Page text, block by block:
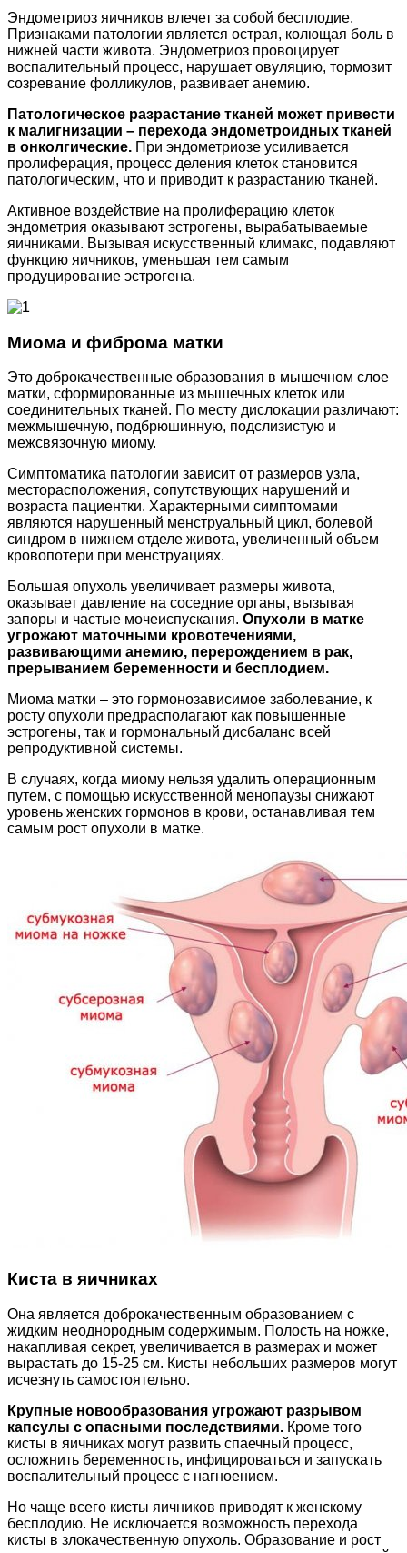
Эндометриоз яичников влечет за собой бесплодие.
Признаками патологии является острая, колющая боль в
нижней части живота. Эндометриоз провоцирует
воспалительный процесс, нарушает овуляцию, тормозит
созревание фолликулов, развивает анемию.
Патологическое разрастание тканей может привести
к малигнизации – перехода эндометроидных тканей
в онколгические. При эндометриозе усиливается
пролиферация, процесс деления клеток становится
патологическим, что и приводит к разрастанию тканей.
Активное воздействие на пролиферацию клеток
эндометрия оказывают эстрогены, вырабатываемые
яичниками. Вызывая искусственный климакс, подавляют
функцию яичников, уменьшая тем самым
продуцирование эстрогена.
Миома и фиброма матки
Это доброкачественные образования в мышечном слое
матки, сформированные из мышечных клеток или
соединительных тканей. По месту дислокации различают:
межмышечную, подбрюшинную, подслизистую и
межсвязочную миому.
Симптоматика патологии зависит от размеров узла,
месторасположения, сопутствующих нарушений и
возраста пациентки. Характерными симптомами
являются нарушенный менструальный цикл, болевой
синдром в нижнем отделе живота, увеличенный объем
кровопотери при менструациях.
Большая опухоль увеличивает размеры живота,
оказывает давление на соседние органы, вызывая
запоры и частые мочеиспускания. Опухоли в матке
угрожают маточными кровотечениями,
развивающими анемию, перерождением в рак,
прерыванием беременности и бесплодием.
Миома матки – это гормонозависимое заболевание, к
росту опухоли предрасполагают как повышенные
эстрогены, так и гормональный дисбаланс всей
репродуктивной системы.
В случаях, когда миому нельзя удалить операционным
путем, с помощью искусственной менопаузы снижают
уровень женских гормонов в крови, останавливая тем
самым рост опухоли в матке.
Киста в яичниках
Она является доброкачественным образованием с
жидким неоднородным содержимым. Полость на ножке,
накапливая секрет, увеличивается в размерах и может
вырастать до 15-25 см. Кисты небольших размеров могут
исчезнуть самостоятельно.
Крупные новообразования угрожают разрывом
капсулы с опасными последствиями. Кроме того
кисты в яичниках могут развить спаечный процесс,
осложнить беременность, инфицироваться и запускать
воспалительный процесс с нагноением.
Но чаще всего кисты яичников приводят к женскому
бесплодию. Не исключается возможность перехода
кисты в злокачественную опухоль. Образование и рост